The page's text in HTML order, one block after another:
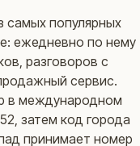
популярных
ежедневно по нему
разговоров с
сервис.
в международном
затем код города
принимает номер